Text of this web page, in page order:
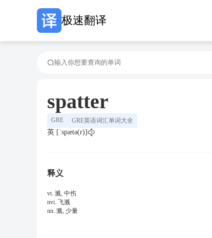
极速翻译
spatter
GRE GRE英语词汇单词大全
英 [ˈspætə(r)]
释义
vt. 溅, 中伤
nvi. 飞溅
nn. 溅, 少量